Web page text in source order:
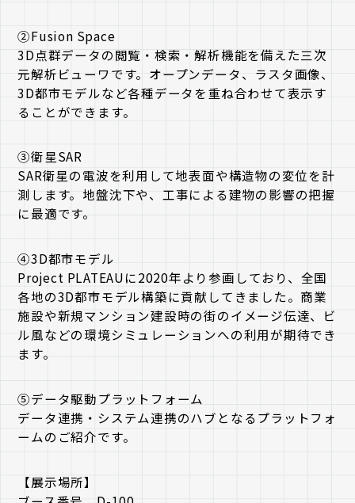
②Fusion Space
3D点群データの閲覧・検索・解析機能を備えた三次
元解析ビューワです。オープンデータ、ラスタ画像、
3D都市モデルなど各種データを重ね合わせて表示す
ることができます。
③衛星SAR
SAR衛星の電波を利用して地表面や構造物の変位を計
測します。地盤沈下や、工事による建物の影響の把握
に最適です。
④3D都市モデル
Project PLATEAUに2020年より参画しており、全国
各地の3D都市モデル構築に貢献してきました。商業
施設や新規マンション建設時の街のイメージ伝達、ビ
ル風などの環境シミュレーションへの利用が期待でき
ます。
⑤データ駆動プラットフォーム
データ連携・システム連携のハブとなるプラットフォ
ームのご紹介です。
【展示場所】